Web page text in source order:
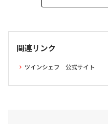
関連リンク
ツインシェフ 公式サイト